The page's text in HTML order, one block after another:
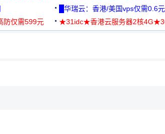
█华瑞云：香港/美国vps仅需0.6
仅需599元
★31idc★香港云服务器2核